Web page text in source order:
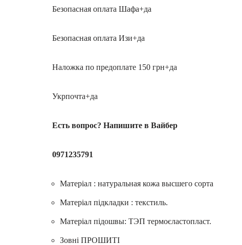
Безопасная оплата Шафа+да
Безопасная оплата Изи+да
Наложка по предоплате 150 грн+да
Укрпочта+да
Есть вопрос? Напишите в Вайбер
0971235791
Матеріал : натуральная кожа высшего сорта
Матеріал підкладки : текстиль.
Матеріал підошвы: ТЭП термоєластопласт.
Зовні ПРОШИТІ